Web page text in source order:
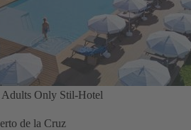
Only Stil-Hotel
de la Cruz